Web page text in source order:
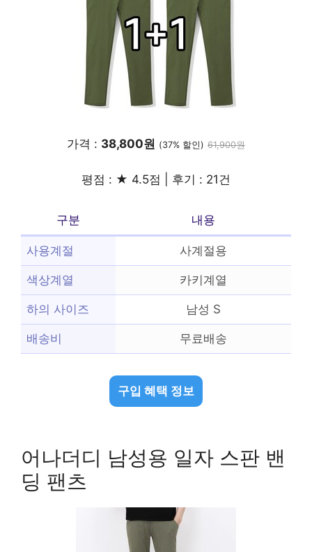
가격 : 38,800원 (37% 할인) 61,900원
평점 : ★ 4.5점 | 후기 : 21건
구분 내용
사용계절 사계절용
색상계열 카키계열
하의 사이즈 남성 S
배송비 무료배송
구입 혜택 정보
어나더디 남성용 일자 스판 밴
딩 팬츠